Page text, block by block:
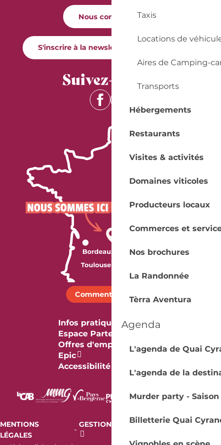
Taxis
Locations de
Aires de Camping-
Transports
Hébergements
Restaurants
Visites & activités
Domaines viticoles
Producteurs locaux
Commerces et
Nos brochures
La Randonnée
Tèrra Aventura
Agenda
L'agenda de Quai
L'agenda de la
Murder party - Saison
Billetterie Quai
Nous contacter
S'inscrire à la newsletter Quai Cyrano
Suivez-nous !
Comment venir ?
Infos pratiques
Espace Partenaires
Offres d'emploi & stage
Epic
Accessibilité
MENTIONS
LÉGALES
-
GESTION DES COOKIES
AUDIT